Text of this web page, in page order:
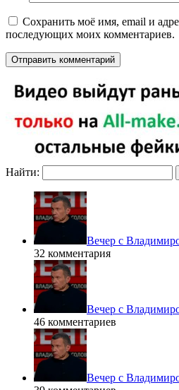
Сохранить моё имя, email и
последующих моих комментариев.
Найти:
Вечер с
32 комментария
Вечер с
46 комментариев
Вечер с